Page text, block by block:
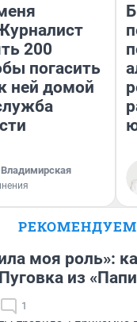
200
погасить
ней домой
РЕКОМЕНДУЕМ
моя роль»:
из
1